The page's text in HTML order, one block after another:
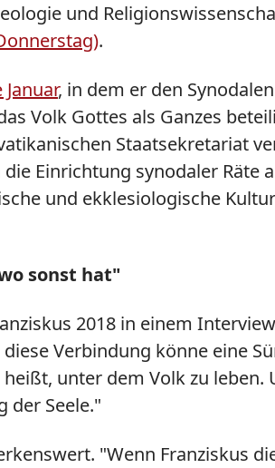
und
.
, in dem er den
Volk Gottes als Ganzes
Staatsekretariat
Einrichtung synodaler Räte
und ekklesiologische
sonst hat"
2018 in einem
Verbindung könne eine
unter dem Volk zu leben.
der Seele."
"Wenn Franziskus